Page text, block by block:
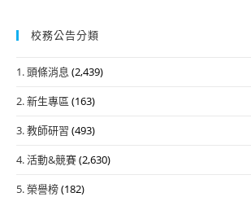
校務公告分類
1. 頭條消息 (2,439)
2. 新生專區 (163)
3. 教師研習 (493)
4. 活動&競賽(2,630)
5. 榮譽榜(182)